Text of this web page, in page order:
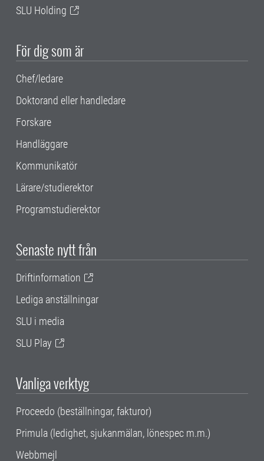
SLU Holding
För dig som är
Chef/ledare
Doktorand eller handledare
Forskare
Handläggare
Kommunikatör
Lärare/studierektor
Programstudierektor
Senaste nytt från
Driftinformation
Lediga anställningar
SLU i media
SLU Play
Vanliga verktyg
Proceedo (beställningar, fakturor)
Primula (ledighet, sjukanmälan, lönespec m.m.)
Webbmejl